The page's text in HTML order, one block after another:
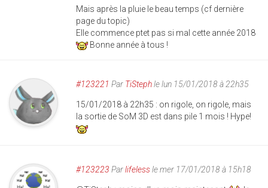
Mais après la pluie le beau temps (cf dernière
page du topic)
Elle commence ptet pas si mal cette année 2018
Bonne année à tous !
#123221 Par TiStephle lun 15/01/2018 à 22h35
15/01/2018 à 22h35 : on rigole, on rigole, mais
la sortie de SoM 3D est dans pile 1 mois ! Hype!
#123223 Parlifelessle mer 17/01/2018 à 15h18